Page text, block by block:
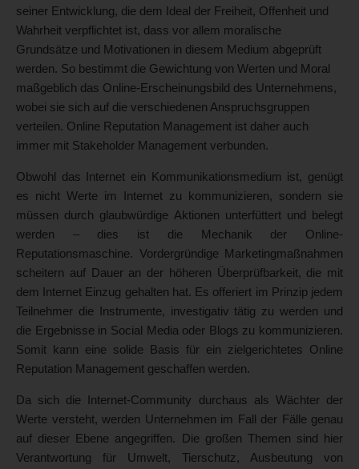
seiner Entwicklung, die dem Ideal der Freiheit, Offenheit und
Wahrheit verpflichtet ist, dass vor allem moralische
Grundsätze und Motivationen in diesem Medium abgeprüft
werden. So bestimmt die Gewichtung von Werten und Moral
maßgeblich das Online-Erscheinungsbild des Unternehmens,
wobei sie sich auf die verschiedenen Anspruchsgruppen
verteilen. Online Reputation Management ist daher auch
immer mit Stakeholder Management verbunden.
Obwohl das Internet ein Kommunikationsmedium ist, genügt
es nicht Werte im Internet zu kommunizieren, sondern sie
müssen durch glaubwürdige Aktionen unterfüttert und belegt
werden – dies ist die Mechanik der Online-
Reputationsmaschine. Vordergründige Marketingmaßnahmen
scheitern auf Dauer an der höheren Überprüfbarkeit, die mit
dem Internet Einzug gehalten hat. Es offeriert im Prinzip jedem
Teilnehmer die Instrumente, investigativ tätig zu werden und
die Ergebnisse in Social Media oder Blogs zu kommunizieren.
Somit kann eine solide Basis für ein zielgerichtetes Online
Reputation Management geschaffen werden.
Da sich die Internet-Community durchaus als Wächter der
Werte versteht, werden Unternehmen im Fall der Fälle genau
auf dieser Ebene angegriffen. Die großen Themen sind hier
Verantwortung für Umwelt, Tierschutz, Ausbeutung von